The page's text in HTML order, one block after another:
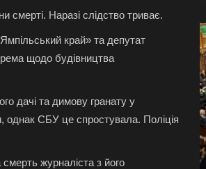
смерті. Наразі слідство триває.
край» та депутат
щодо будівництва
дачі та димову гранату у
однак СБУ це спростувала. Поліція
журналіста з його